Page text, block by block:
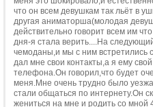
что он всем девушкам так льёт в
другая аниматорша(молодая
действительно говорит всем им
дня-я стала верить....На
чемоданы,и мы с ним встретились
дал мне свои контакты,а я ему
телефона.Он говорил,что будет
меня.Мне очень трудно было
стали общаться по интернету.Он
жениться на мне и родить со мной